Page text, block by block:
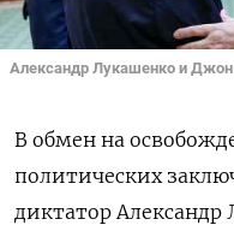
Александр Лукашенко и
В обмен на
политических
диктатор